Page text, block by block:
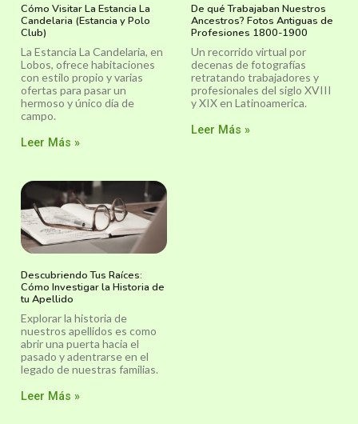
Cómo Visitar La Estancia La
Candelaria (Estancia y Polo
Club)
La Estancia La Candelaria, en
Lobos, ofrece habitaciones
con estilo propio y varias
ofertas para pasar un
hermoso y único día de
campo.
Leer Más »
De qué Trabajaban Nuestros
Ancestros? Fotos Antiguas de
Profesiones 1800-1900
Un recorrido virtual por
decenas de fotografías
retratando trabajadores y
profesionales del siglo XVIII
y XIX en Latinoamerica.
Leer Más »
Descubriendo Tus Raíces:
Cómo Investigar la Historia de
tu Apellido
Explorar la historia de
nuestros apellidos es como
abrir una puerta hacia el
pasado y adentrarse en el
legado de nuestras familias.
Leer Más »